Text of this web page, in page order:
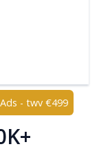
- twv €499